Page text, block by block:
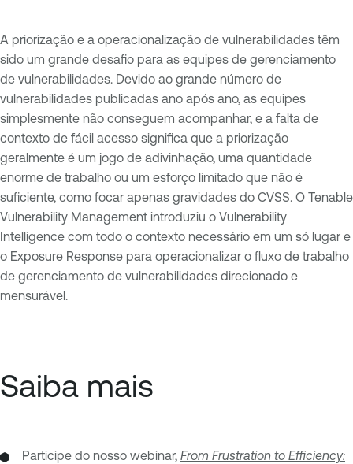
A priorização e a operacionalização de vulnerabilidades têm
sido um grande desafio para as equipes de gerenciamento
de vulnerabilidades. Devido ao grande número de
vulnerabilidades publicadas ano após ano, as equipes
simplesmente não conseguem acompanhar, e a falta de
contexto de fácil acesso significa que a priorização
geralmente é um jogo de adivinhação, uma quantidade
enorme de trabalho ou um esforço limitado que não é
suficiente, como focar apenas gravidades do CVSS. O Tenable
Vulnerability Management introduziu o Vulnerability
Intelligence com todo o contexto necessário em um só lugar e
o Exposure Response para operacionalizar o fluxo de trabalho
de gerenciamento de vulnerabilidades direcionado e
mensurável.
Saiba mais
Participe do nosso webinar, From Frustration to Efficiency: